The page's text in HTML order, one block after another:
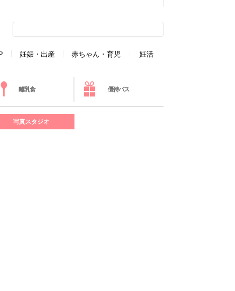
妊娠・出産 赤ちゃん・育児 妊活
離乳食 優待パス
写真スタジオ